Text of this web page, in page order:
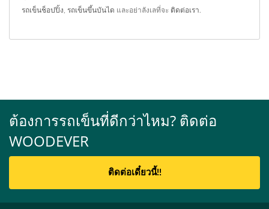
รถเข็นช็อปปิ้ง รถเข็นขึ้นบันได และอย่าลังเลที่จะ ติดต่อเรา
ต้องการรถเข็นที่ดีกว่าไหม? ติดต่อ
WOODEVER
ติดต่อเดี๋ยวนี้!!